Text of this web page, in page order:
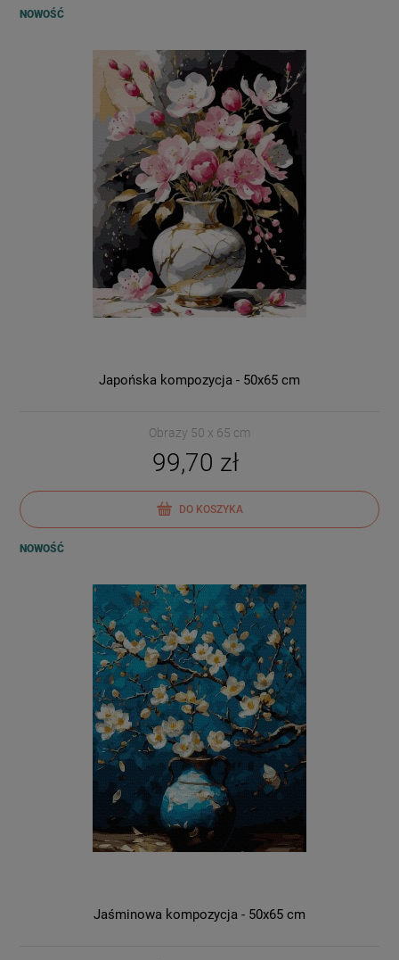
Japońska kompozycja - 50x65 cm
Obrazy 50 x 65 cm
99,70 zł
DO KOSZYKA
NOWOŚĆ
Jaśminowa kompozycja - 50x65 cm
NOWOŚĆ